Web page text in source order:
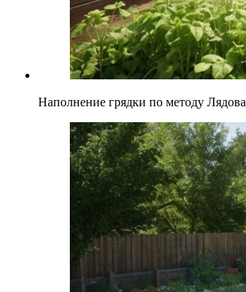
Наполнение грядки по методу Лядова